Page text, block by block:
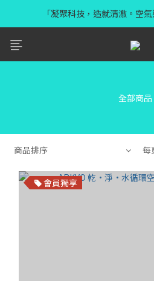
「凝聚科技，造就清澈。空
全部商品
商品排序 每
會員獨享